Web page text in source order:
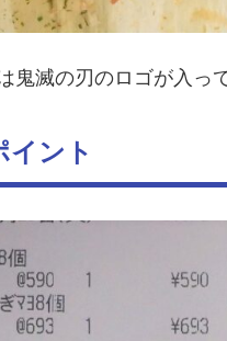
鬼滅の刃のロゴが入っ
イント